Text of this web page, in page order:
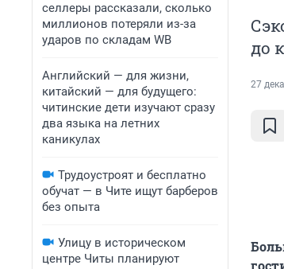
селлеры рассказали, сколько
миллионов потеряли из-за
ударов по складам WB
Английский — для жизни,
китайский — для будущего:
читинские дети изучают сразу
два языка на летних
каникулах
Трудоустроят и бесплатно
обучат — в Чите ищут барберов
без опыта
Улицу в историческом
центре Читы планируют
до
27